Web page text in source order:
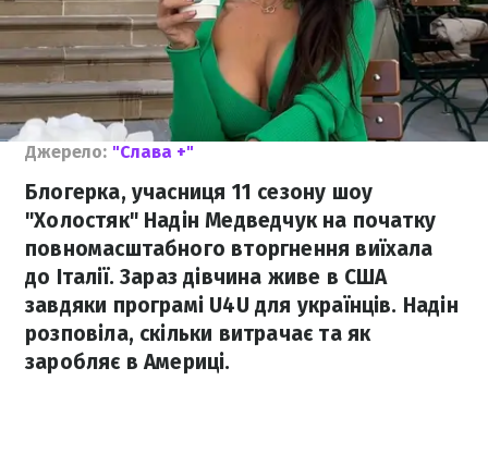
Джерело: "Слава +"
Блогерка, учасниця 11 сезону шоу
"Холостяк" Надін Медведчук на початку
повномасштабного вторгнення виїхала
до Італії. Зараз дівчина живе в США
завдяки програмі U4U для українців. Надін
розповіла, скільки витрачає та як
заробляє в Америці.